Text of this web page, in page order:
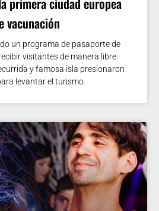
vacunación
un programa de pasaporte de
visitantes de manera libre.
y famosa isla presionaron
levantar el turismo.